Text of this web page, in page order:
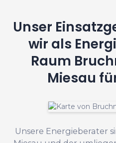
Unser
wir als
Raum
Miesau
Unsere Energieberater